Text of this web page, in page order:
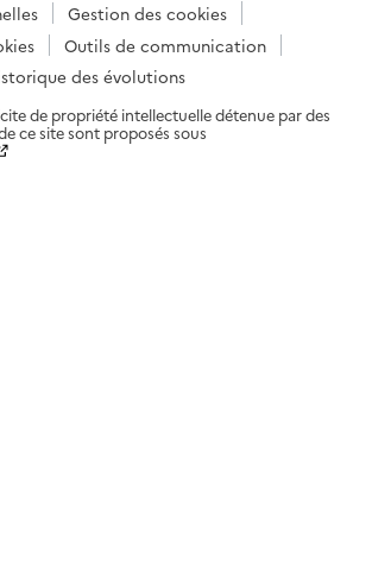
Gestion des cookies
Outils de communication
des évolutions
de propriété intellectuelle détenue par des
ce site sont proposés sous